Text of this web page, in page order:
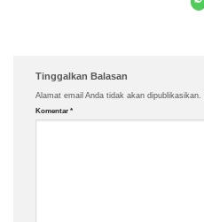
Tinggalkan Balasan
Alamat email Anda tidak akan dipublikasikan.
Komentar *